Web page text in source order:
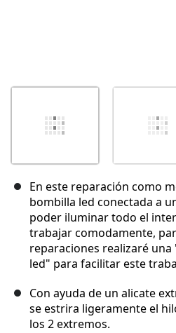
En este reparación como
bombilla led conectada a
poder iluminar todo el
trabajar comodamente,
reparaciones realizaré
led" para facilitar este
Con ayuda de un alicate
se estrira ligeramente el
los 2 extremos.